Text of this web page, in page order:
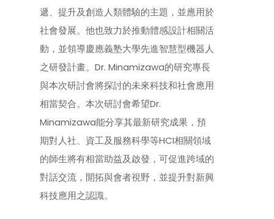
遞、提升及創造人類體驗的主題，並應用於
社會發展。他也致力於推動體感設計相關活
動，並領導慶應義塾大學先進智慧型機器人
之研發計畫。Dr. Minamizawa的研究專長
與本次研討會將探討的未來科技和社會應用
相當契合。本次研討會希望Dr.
Minamizawa能分享其最新研究成果，預
期對人社、資工及服務科學等HCI相關領域
的師生將有相當助益及啟發，可促進跨域的
對話交流，開拓與會者視野，並提升對新興
科技應用之認識。